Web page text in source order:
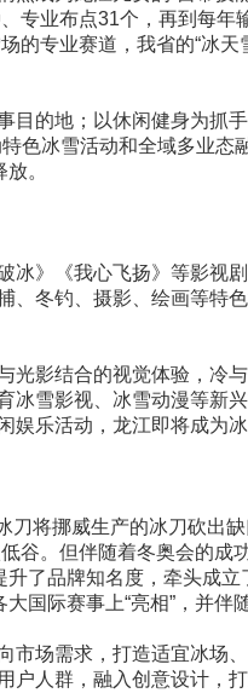
专业布点31个，再到每
专业赛道，我省的“冰
的地；以休闲健身为抓
色冰雪活动和全域多业
。
》《我心飞扬》等影视
冬钓、摄影、绘画等特
影结合的视觉体验，冷
雪影视、冰雪动漫等新
乐活动，龙江即将成为冰
将挪威生产的冰刀砍出
谷。但伴随着冬奥会的成
了品牌知名度，牵头成
国际赛事上“亮相”，并伴
场需求，打造适宜冰场
人群，融入创意设计，